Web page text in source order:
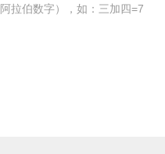
拉伯数字），如：三加四=7